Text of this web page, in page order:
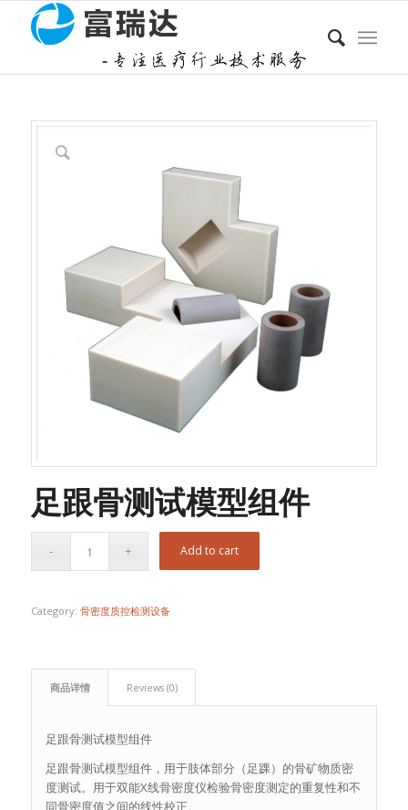
足跟骨测试模型组件
Add to cart
Category: 骨密度质控检测设备
商品详情 Reviews (0)
足跟骨测试模型组件
足跟骨测试模型组件，用于肢体部分（足踝）的骨矿物质密
度测试。用于双能X线骨密度仪检验骨密度测定的重复性和不